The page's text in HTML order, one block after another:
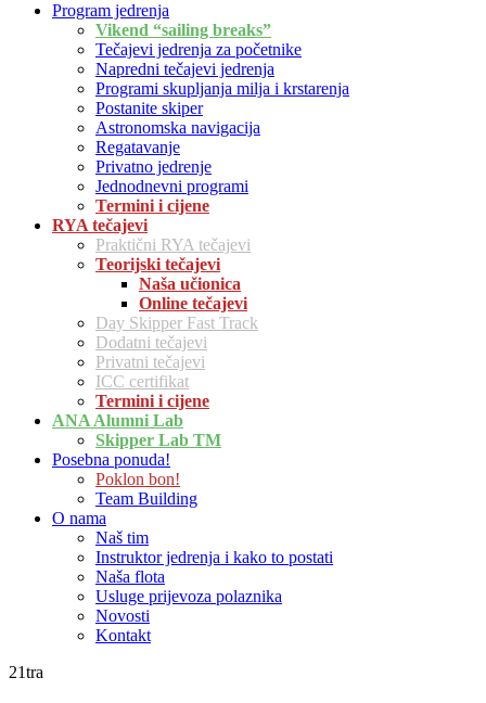
Program jedrenja
Vikend “sailing breaks”
Tečajevi jedrenja za početnike
Napredni tečajevi jedrenja
Programi skupljanja milja i krstarenja
Postanite skiper
Astronomska navigacija
Regatavanje
Privatno jedrenje
Jednodnevni programi
Termini i cijene
RYA tečajevi
Praktični RYA tečajevi
Teorijski tečajevi
Naša učionica
Online tečajevi
Day Skipper Fast Track
Dodatni tečajevi
Privatni tečajevi
ICC certifikat
Termini i cijene
ANA Alumni Lab
Skipper Lab TM
Posebna ponuda!
Poklon bon!
Team Building
O nama
Naš tim
Instruktor jedrenja i kako to postati
Naša flota
Usluge prijevoza polaznika
Novosti
Kontakt
21tra